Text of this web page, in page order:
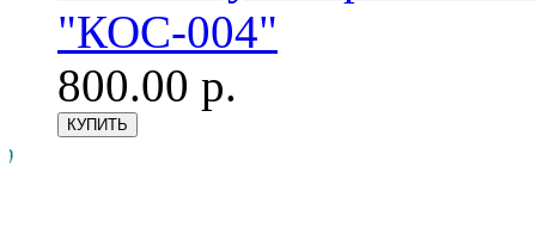
"КОС-004"
800.00 р.